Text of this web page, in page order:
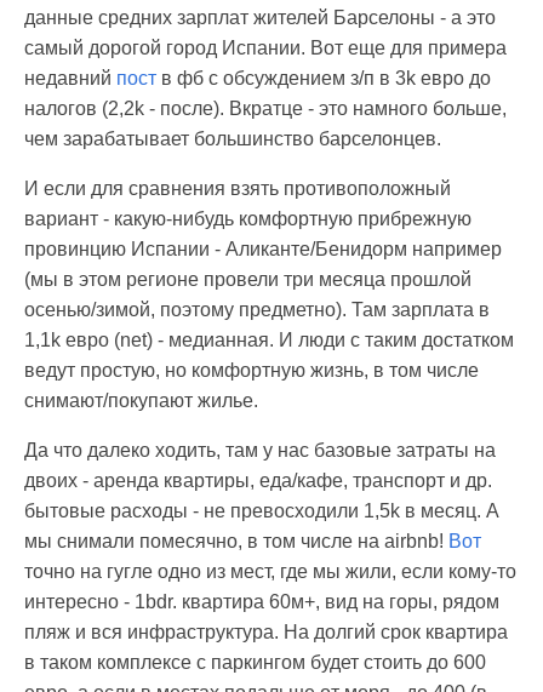
данные средних зарплат жителей Барселоны - а это
самый дорогой город Испании. Вот еще для примера
недавний пост в фб с обсуждением з/п в 3k евро до
налогов (2,2k - после). Вкратце - это намного больше,
чем зарабатывает большинство барселонцев.
И если для сравнения взять противоположный
вариант - какую-нибудь комфортную прибрежную
провинцию Испании - Аликанте/Бенидорм например
(мы в этом регионе провели три месяца прошлой
осенью/зимой, поэтому предметно). Там зарплата в
1,1k евро (net) - медианная. И люди с таким достатком
ведут простую, но комфортную жизнь, в том числе
снимают/покупают жилье.
Да что далеко ходить, там у нас базовые затраты на
двоих - аренда квартиры, еда/кафе, транспорт и др.
бытовые расходы - не превосходили 1,5k в месяц. А
мы снимали помесячно, в том числе на airbnb! Вот
точно на гугле одно из мест, где мы жили, если кому-то
интересно - 1bdr. квартира 60м+, вид на горы, рядом
пляж и вся инфраструктура. На долгий срок квартира
в таком комплексе с паркингом будет стоить до 600